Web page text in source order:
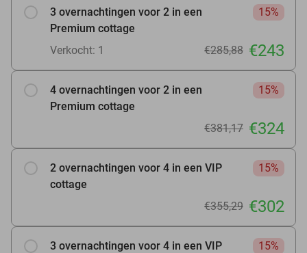
3 overnachtingen voor 2 in een
Premium cottage
15%
Verkocht: 1 €285,88 €243
4 overnachtingen voor 2 in een
Premium cottage
15%
€381,17 €324
2 overnachtingen voor 4 in een VIP
cottage
15%
€355,29 €302
3 overnachtingen voor 4 in een VIP
15%